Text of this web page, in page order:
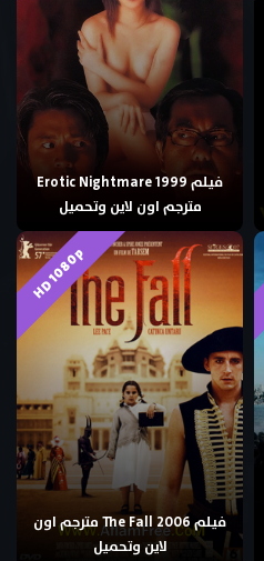
فيلم Erotic Nightmare 1999
مترجم اون لاين وتحميل
HD 1080p
فيلم The Fall 2006 مترجم اون
لاين وتحميل